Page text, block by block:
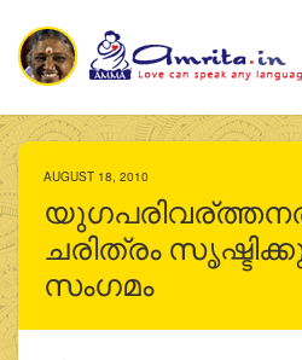
AUGUST 18, 2010
ചരിത്രം
സംഗമം